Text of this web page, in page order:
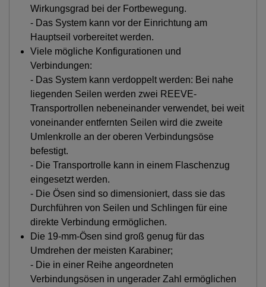
Wirkungsgrad bei der Fortbewegung.
- Das System kann vor der Einrichtung am
Hauptseil vorbereitet werden.
Viele mögliche Konfigurationen und
Verbindungen:
- Das System kann verdoppelt werden: Bei nahe
liegenden Seilen werden zwei REEVE-
Transportrollen nebeneinander verwendet, bei weit
voneinander entfernten Seilen wird die zweite
Umlenkrolle an der oberen Verbindungsöse
befestigt.
- Die Transportrolle kann in einem Flaschenzug
eingesetzt werden.
- Die Ösen sind so dimensioniert, dass sie das
Durchführen von Seilen und Schlingen für eine
direkte Verbindung ermöglichen.
Die 19-mm-Ösen sind groß genug für das
Umdrehen der meisten Karabiner;
- Die in einer Reihe angeordneten
Verbindungsösen in ungerader Zahl ermöglichen